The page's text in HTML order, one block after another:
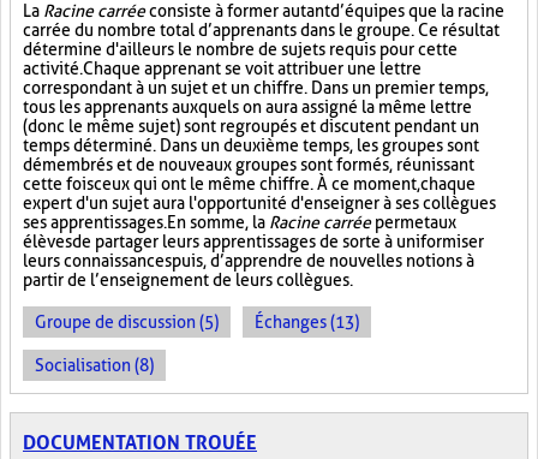
La Racine carréeconsiste à former autant d’équipes que la racine
carrée du nombre total d’apprenants dans le groupe. Ce résultat
détermine d'ailleurs le nombre de sujets requis pour cette
activité. Chaque apprenant se voit attribuer une lettre
correspondant à un sujet et un chiffre. Dans un premier temps,
tous les apprenants auxquels on aura assigné la même lettre
(donc le même sujet) sont regroupés et discutent pendant un
temps déterminé. Dans un deuxième temps, les groupes sont
démembrés et de nouveaux groupes sont formés, réunissant
cette fois ceux qui ont le même chiffre. À ce moment, chaque
expert d'un sujet aura l'opportunité d'enseigner à ses collègues
ses apprentissages. En somme, la Racine carréepermet aux
élèves de partager leurs apprentissages de sorte à uniformiser
leurs connaissances puis, d’apprendre de nouvelles notions à
partir de l’enseignement de leurs collègues.
Groupe de discussion (5) Échanges (13)
Socialisation (8)
DOCUMENTATION TROUÉE